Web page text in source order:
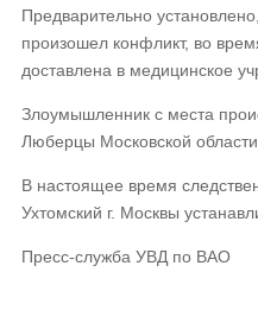
Предварительно
произошел конфликт, во
доставлена в медицинское
Злоумышленник с места
Люберцы Московской области.
В настоящее время
Ухтомский г. Москвы
Пресс-служба УВД по ВАО